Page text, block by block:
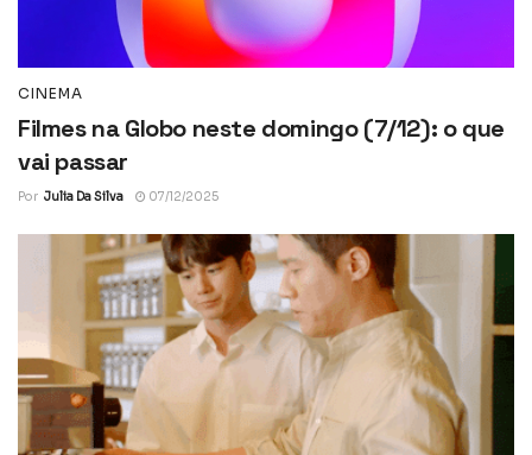
CINEMA
Filmes na Globo neste domingo (7/12): o que
vai passar
Por Julia Da Silva 07/12/2025